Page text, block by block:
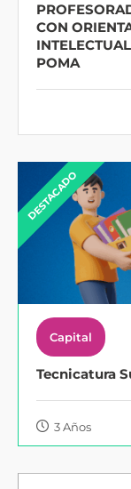
CON
POMA
DESTACADO
Capital
Tecnicatura
3 Años